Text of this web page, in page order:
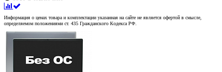
Информация о ценах товара и комплектации указанная на сайте не является офертой в смысле,
определяемом положениями ст. 435 Гражданского Кодекса РФ.